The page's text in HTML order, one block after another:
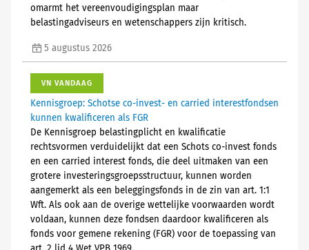
omarmt het vereenvoudigingsplan maar
belastingadviseurs en wetenschappers zijn kritisch.
5 augustus 2026
VN VANDAAG
Kennisgroep: Schotse co-invest- en carried interestfondsen
kunnen kwalificeren als FGR
De Kennisgroep belastingplicht en kwalificatie
rechtsvormen verduidelijkt dat een Schots co-invest fonds
en een carried interest fonds, die deel uitmaken van een
grotere investeringsgroepsstructuur, kunnen worden
aangemerkt als een beleggingsfonds in de zin van art. 1:1
Wft. Als ook aan de overige wettelijke voorwaarden wordt
voldaan, kunnen deze fondsen daardoor kwalificeren als
fonds voor gemene rekening (FGR) voor de toepassing van